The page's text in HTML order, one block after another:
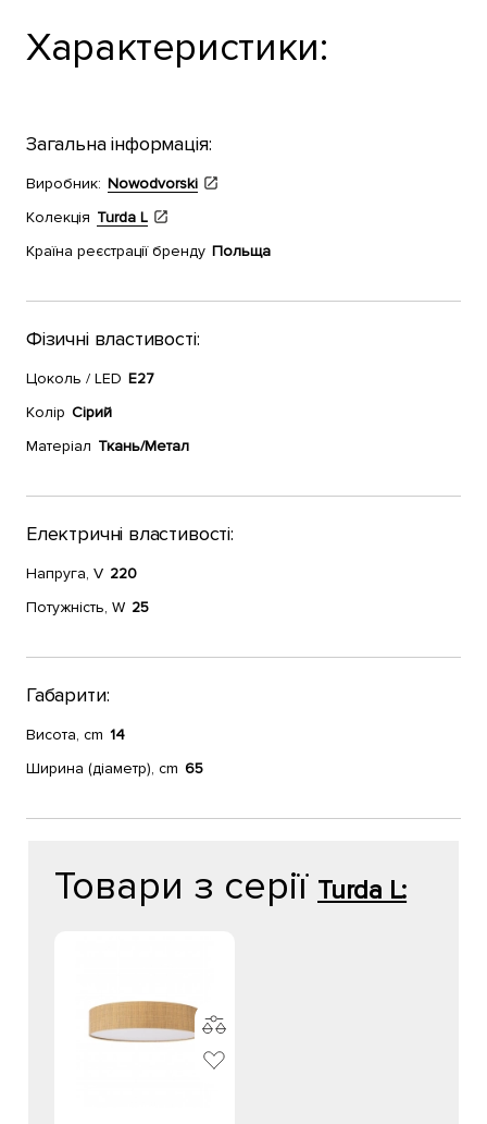
Характеристики:
Загальна інформація:
Виробник: Nowodvorski
Колекція Turda L
Країна реєстрації бренду Польща
Фізичні властивості:
Цоколь / LED E27
Колір Сірий
Матеріал Ткань/Метал
Електричні властивості:
Напруга, V 220
Потужність, W 25
Габарити:
Висота, cm 14
Ширина (діаметр), cm 65
Товари з серії Turda L: